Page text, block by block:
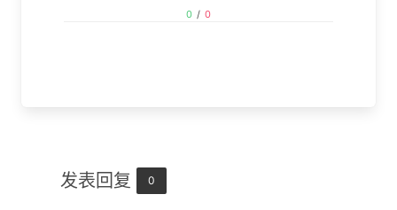
0 / 0
发表回复 0